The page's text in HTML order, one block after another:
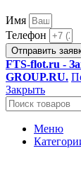
Имя
Телефон
Отправить
FTS-flot.ru -
GROUP.RU.
Закрыть
Меню